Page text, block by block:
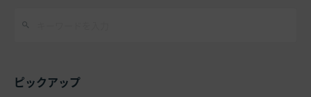
ピックアップ